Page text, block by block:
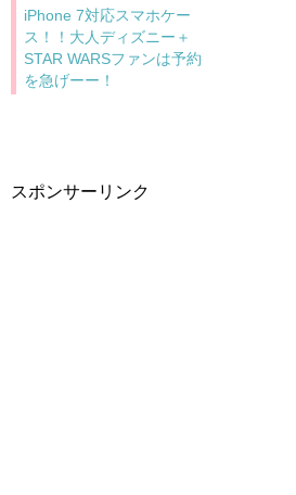
iPhone 7対応スマホケー
ス！！大人ディズニー＋
STAR WARSファンは予約
を急げーー！
スポンサーリンク